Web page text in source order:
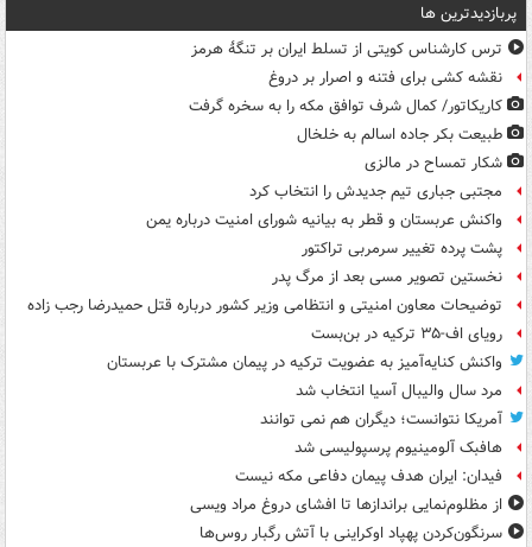
پربازدیدترین ها
ترس کارشناس کویتی از تسلط ایران بر تنگۀ هرمز
نقشه کشی برای فتنه و اصرار بر دروغ
کاریکاتور/ کمال شرف توافق مکه را به سخره گرفت
طبیعت بکر جاده اسالم به خلخال
شکار تمساح در مالزی
مجتبی جباری تیم جدیدش را انتخاب کرد
واکنش عربستان و قطر به بیانیه شورای امنیت درباره یمن
پشت پرده تغییر سرمربی تراکتور
نخستین تصویر مسی بعد از مرگ پدر
توضیحات معاون امنیتی و انتظامی وزیر کشور درباره قتل حمیدرضا رجب زاده
رویای اف-۳۵ ترکیه در بن‌بست
واکنش کنایه‌آمیز به عضویت ترکیه در پیمان مشترک با عربستان
مرد سال والیبال آسیا انتخاب شد
آمریکا نتوانست؛ دیگران هم نمی توانند
هافبک آلومینیوم پرسپولیسی شد
فیدان: ایران هدف پیمان دفاعی مکه نیست
از مظلوم‌نمایی براندازها تا افشای دروغ مراد ویسی
سرنگون‌کردن پهپاد اوکراینی با آتش رگبار روس‌ها